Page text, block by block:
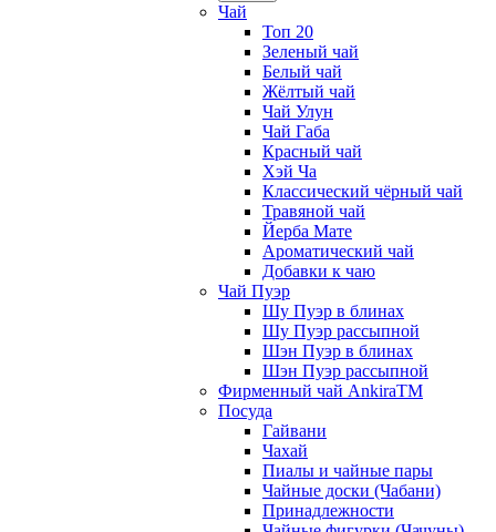
Чай
Топ 20
Зеленый чай
Белый чай
Жёлтый чай
Чай Улун
Чай Габа
Красный чай
Хэй Ча
Классический чёрный чай
Травяной чай
Йерба Мате
Ароматический чай
Добавки к чаю
Чай Пуэр
Шу Пуэр в блинах
Шу Пуэр рассыпной
Шэн Пуэр в блинах
Шэн Пуэр рассыпной
Фирменный чай AnkiraTM
Посуда
Гайвани
Чахай
Пиалы и чайные пары
Чайные доски (Чабани)
Принадлежности